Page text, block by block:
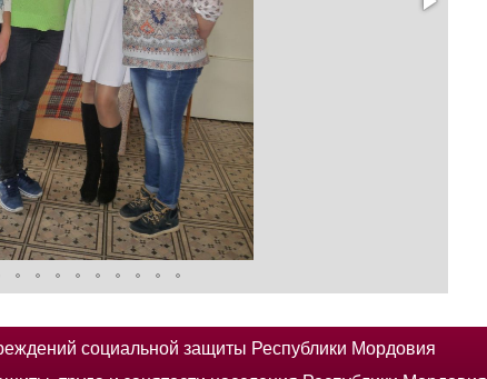
социальной защиты Республики Мордовия